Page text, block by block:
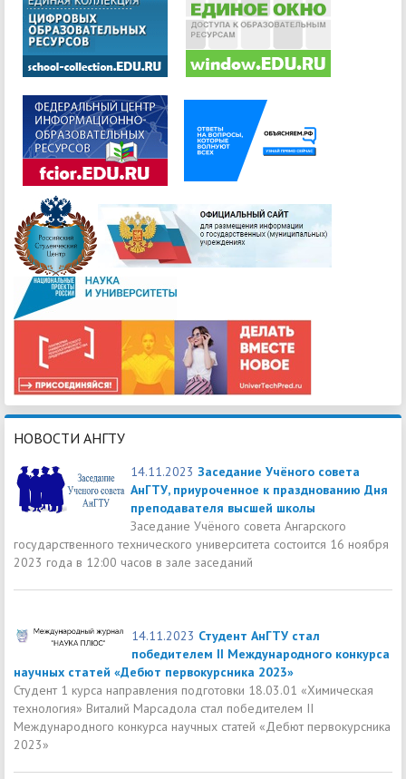
НОВОСТИ АНГТУ
14.11.2023 Заседание Учёного совета
АнГТУ, приуроченное к празднованию Дня
преподавателя высшей школы
Заседание Учёного совета Ангарского
государственного технического университета состоится 16 ноября
2023 года в 12:00 часов в зале заседаний
14.11.2023 Студент АнГТУ стал
победителем II Международного конкурса
научных статей «Дебют первокурсника 2023»
Студент 1 курса направления подготовки 18.03.01 «Химическая
технология» Виталий Марсадола стал победителем II
Международного конкурса научных статей «Дебют первокурсника
2023»